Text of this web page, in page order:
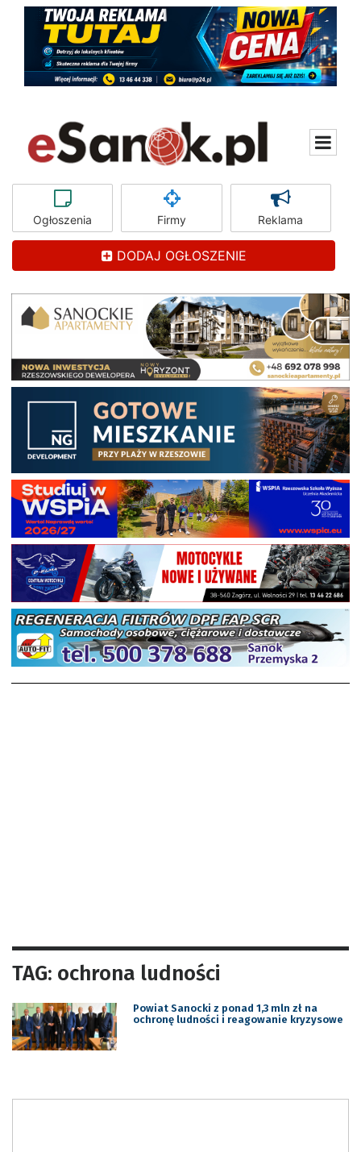
Ogłoszenia Firmy Reklama
DODAJ OGŁOSZENIE
TAG: ochrona ludności
Powiat Sanocki z ponad 1,3 mln zł na
ochronę ludności i reagowanie kryzysowe